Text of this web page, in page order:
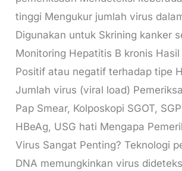
tinggi Mengukur jumlah virus
Digunakan untuk Skrining kanker
Monitoring Hepatitis B kronis
Positif atau negatif terhadap tipe
Jumlah virus (viral load)
Pap Smear, Kolposkopi SGOT,
HBeAg, USG hati Mengapa
Virus Sangat Penting? Teknologi
DNA memungkinkan virus